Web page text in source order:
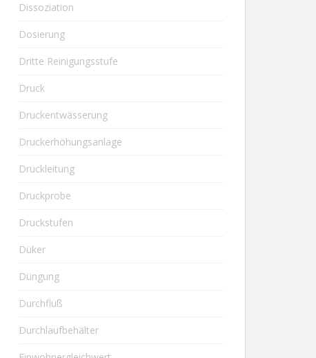
Dissoziation
Dosierung
Dritte Reinigungsstufe
Druck
Druckentwässerung
Druckerhöhungsanlage
Druckleitung
Druckprobe
Druckstufen
Düker
Düngung
Durchfluß
Durchlaufbehälter